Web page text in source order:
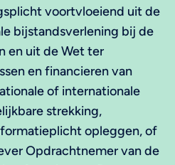
voortvloeiend uit de
bijstandsverlening bij de
en uit de Wet ter
en financieren van
of internationale
strekking,
opleggen, of
Opdrachtnemer van de